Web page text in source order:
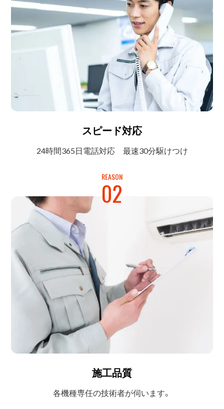
スピード対応
24時間365日電話対応 最速30分駆けつけ
REASON
02
施工品質
各機種専任の技術者が伺います。